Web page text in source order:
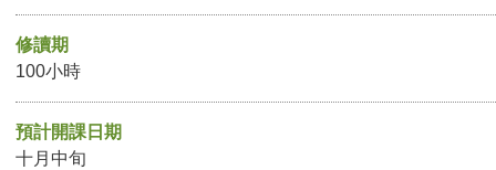
修讀期
100小時
預計開課日期
十月中旬